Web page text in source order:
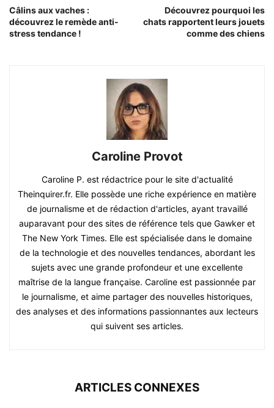
Câlins aux vaches :
découvrez le remède anti-
stress tendance !
Découvrez pourquoi les
chats rapportent leurs jouets
comme des chiens
Caroline Provot
Caroline P. est rédactrice pour le site d'actualité
Theinquirer.fr. Elle possède une riche expérience en matière
de journalisme et de rédaction d'articles, ayant travaillé
auparavant pour des sites de référence tels que Gawker et
The New York Times. Elle est spécialisée dans le domaine
de la technologie et des nouvelles tendances, abordant les
sujets avec une grande profondeur et une excellente
maîtrise de la langue française. Caroline est passionnée par
le journalisme, et aime partager des nouvelles historiques,
des analyses et des informations passionnantes aux lecteurs
qui suivent ses articles.
ARTICLES CONNEXES